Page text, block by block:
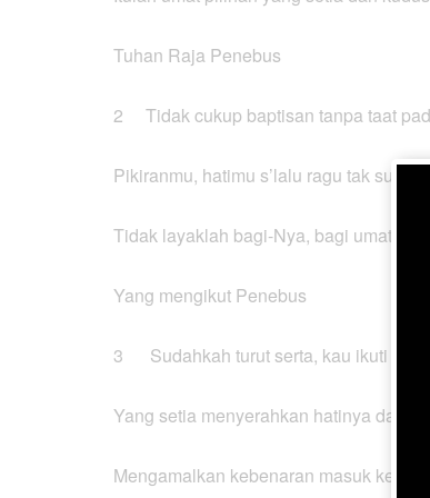
Tuhan Raja Penebus
2 Tidak cukup baptisan tanpa taat
Pikiranmu, hatimu s’lalu ragu tak sungguh
Tidak layaklah bagi-Nya, bagi umat yang
Yang mengikut Penebus
3 Sudahkah turut serta, kau ikuti
Yang setia menyerahkan hatinya dan
Mengamalkan kebenaran masuk ke